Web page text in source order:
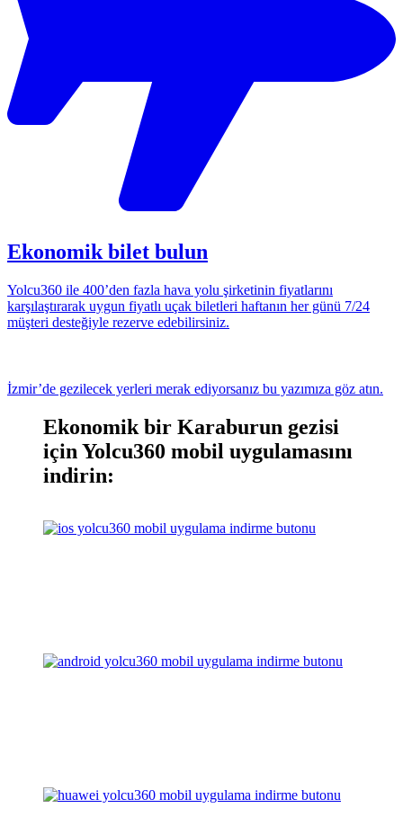
Ekonomik bilet bulun
Yolcu360 ile 400’den fazla hava yolu şirketinin fiyatlarını
karşılaştırarak uygun fiyatlı uçak biletleri haftanın her günü 7/24
müşteri desteğiyle rezerve edebilirsiniz.
İzmir’de gezilecek yerleri merak ediyorsanız bu yazımıza göz atın.
Ekonomik bir Karaburun gezisi
için Yolcu360 mobil uygulamasını
indirin: